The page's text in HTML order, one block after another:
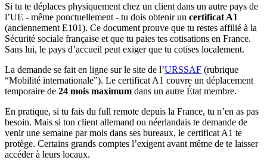
Si tu te déplaces physiquement chez un client dans un autre pays de
l’UE - même ponctuellement - tu dois obtenir un certificat A1
(anciennement E101). Ce document prouve que tu restes affilié à la
Sécurité sociale française et que tu paies tes cotisations en France.
Sans lui, le pays d’accueil peut exiger que tu cotises localement.
La demande se fait en ligne sur le site de l’URSSAF (rubrique
“Mobilité internationale”). Le certificat A1 couvre un déplacement
temporaire de 24 mois maximum dans un autre État membre.
En pratique, si tu fais du full remote depuis la France, tu n’en as pas
besoin. Mais si ton client allemand ou néerlandais te demande de
venir une semaine par mois dans ses bureaux, le certificat A1 te
protège. Certains grands comptes l’exigent avant même de te laisser
accéder à leurs locaux.